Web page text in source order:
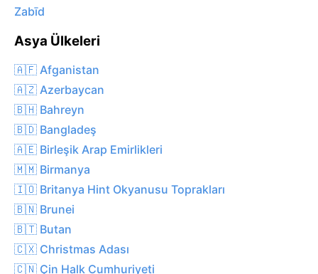
Zabīd
Asya Ülkeleri
🇦🇫 Afganistan
🇦🇿 Azerbaycan
🇧🇭 Bahreyn
🇧🇩 Bangladeş
🇦🇪 Birleşik Arap Emirlikleri
🇲🇲 Birmanya
🇮🇴 Britanya Hint Okyanusu Toprakları
🇧🇳 Brunei
🇧🇹 Butan
🇨🇽 Christmas Adası
🇨🇳 Çin Halk Cumhuriyeti